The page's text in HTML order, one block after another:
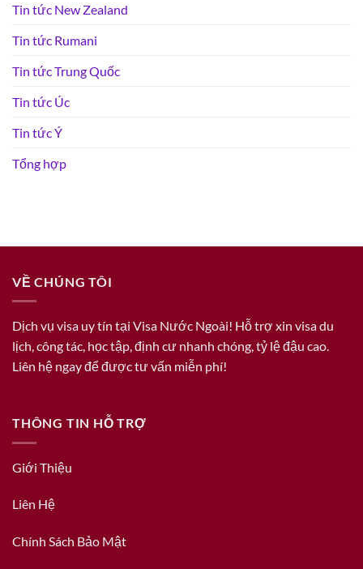
Tin tức New Zealand
Tin tức Rumani
Tin tức Trung Quốc
Tin tức Úc
Tin tức Ý
Tổng hợp
VỀ CHÚNG TÔI
Dịch vụ visa uy tín tại Visa Nước Ngoài! Hỗ trợ xin visa du
lịch, công tác, học tập, định cư nhanh chóng, tỷ lệ đậu cao.
Liên hệ ngay để được tư vấn miễn phí!
THÔNG TIN HỖ TRỢ
Giới Thiệu
Liên Hệ
Chính Sách Bảo Mật